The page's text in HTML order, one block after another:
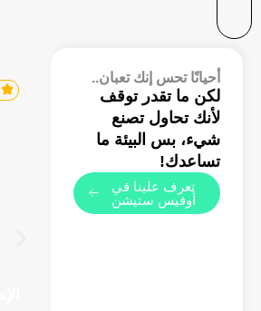
أحيانًا تحس إنك تعبان..
لكن ما تقدر توقف
لأنك تحاول تصنع
شيء، بس البيئة ما
تساعدك!
تعرف علينا في
أوفيس ستيشن